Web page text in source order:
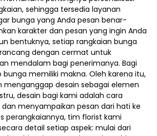
sehingga tersedia layanan
bunga yang Anda pesan benar-
karakter dan pesan yang ingin Anda
bentuknya, setiap rangkaian bunga
dengan cermat untuk
mendalam bagi penerimanya. Bagi
bunga memiliki makna. Oleh karena itu,
menganggap desain sebagai elemen
desain bagi kami adalah cara
dan menyampaikan pesan dari hati ke
perangkaiannya, tim florist kami
detail setiap aspek: mulai dari